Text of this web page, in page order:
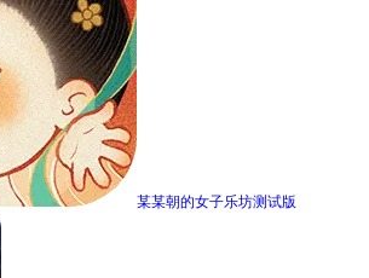
某某朝的女子乐坊测试版